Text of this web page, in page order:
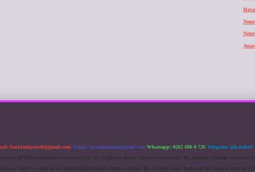
backlinkpaneli@gmail.com Teams: forumhizmeti@gmail.com Whatsapp: 0262 606 0 726 Telegram: @karabul
(BTK) tarafından onaylanmış bir Yer Sağlayıcı olarak hizmet vermektedir. Bu nedenle, sitedeki içerikleri
siteye üye olarak bu sorumluluğu kabul etmiş sayılırlar. Bu internet sitesi, herhangi bir marka, kurum